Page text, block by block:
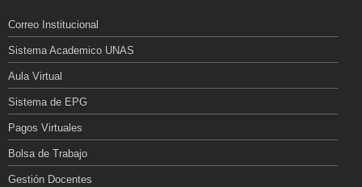
Correo Institucional
Sistema Academico UNAS
Aula Virtual
Sistema de EPG
Pagos Virtuales
Bolsa de Trabajo
Gestión Docentes